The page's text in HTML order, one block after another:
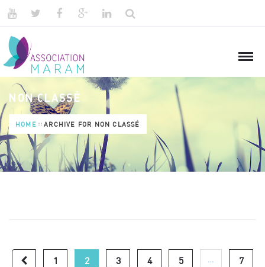
NON CLASSÉ
HOME ARCHIVE FOR NON CLASSÉ
1 2 3 4 5
7